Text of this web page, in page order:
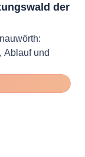
der
Ablauf und